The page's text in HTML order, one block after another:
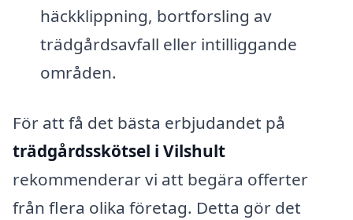
häckklippning, bortforsling av
trädgårdsavfall eller intilliggande
områden.
För att få det bästa erbjudandet på
trädgårdsskötsel i Vilshult
rekommenderar vi att begära offerter
från flera olika företag. Detta gör det